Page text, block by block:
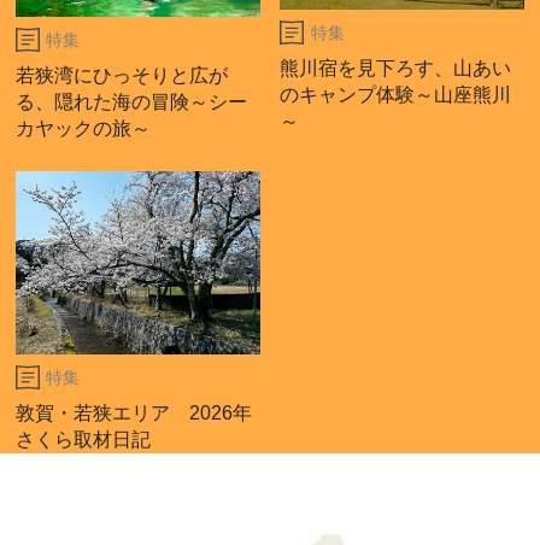
特集
若狭湾にひっそりと広が
る、隠れた海の冒険～シー
カヤックの旅～
特集
熊川宿を見下ろす、山あい
のキャンプ体験～山座熊川
～
特集
敦賀・若狭エリア 2026年
さくら取材日記